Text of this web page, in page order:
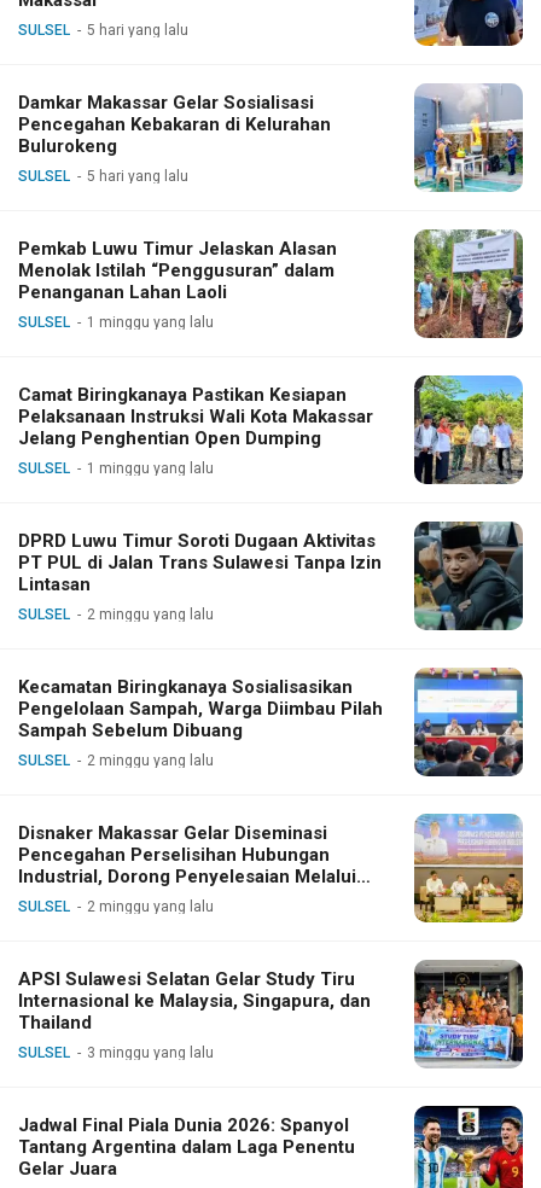
SULSEL 5 hari yang lalu
Damkar Makassar Gelar Sosialisasi
Pencegahan Kebakaran di Kelurahan
Bulurokeng
SULSEL 5 hari yang lalu
Pemkab Luwu Timur Jelaskan Alasan
Menolak Istilah “Penggusuran” dalam
Penanganan Lahan Laoli
SULSEL 1 minggu yang lalu
Camat Biringkanaya Pastikan Kesiapan
Pelaksanaan Instruksi Wali Kota Makassar
Jelang Penghentian Open Dumping
SULSEL 1 minggu yang lalu
DPRD Luwu Timur Soroti Dugaan Aktivitas
PT PUL di Jalan Trans Sulawesi Tanpa Izin
Lintasan
SULSEL 2 minggu yang lalu
Kecamatan Biringkanaya Sosialisasikan
Pengelolaan Sampah, Warga Diimbau Pilah
Sampah Sebelum Dibuang
SULSEL 2 minggu yang lalu
Disnaker Makassar Gelar Diseminasi
Pencegahan Perselisihan Hubungan
Industrial, Dorong Penyelesaian Melalui
Dialog
SULSEL 2 minggu yang lalu
APSI Sulawesi Selatan Gelar Study Tiru
Internasional ke Malaysia, Singapura, dan
Thailand
SULSEL 3 minggu yang lalu
Jadwal Final Piala Dunia 2026: Spanyol
Tantang Argentina dalam Laga Penentu
Gelar Juara